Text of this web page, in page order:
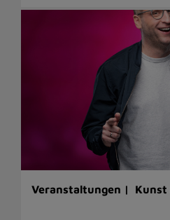
Veranstaltungen | Kunst